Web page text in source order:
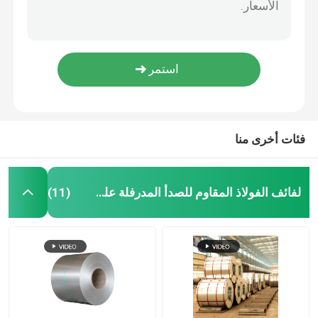
أنبوب ملحوم من الفولاذ المقاوم للصدأ
قضيب دائري من الفولاذ المقاوم للصدأ
قطاع الفولاذ المقاوم للصدأ
لفائف الصلب منخفض الكربون
ورقة لوحة الكربون الصلب
فئات أخرى منا
لفائف الفولاذ المقاوم للصدأ المدرفلة على الساخن (11)